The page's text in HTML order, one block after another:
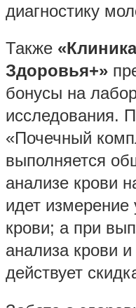
диагностику
Также «Клиника
Здоровья+»
бонусы на
исследования.
«Почечный
выполняется
анализе крови
идет измерение
крови; а при
анализа крови
действует